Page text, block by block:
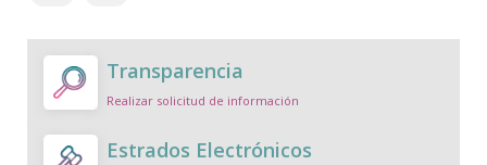
Transparencia
Realizar solicitud de información
Estrados Electrónicos